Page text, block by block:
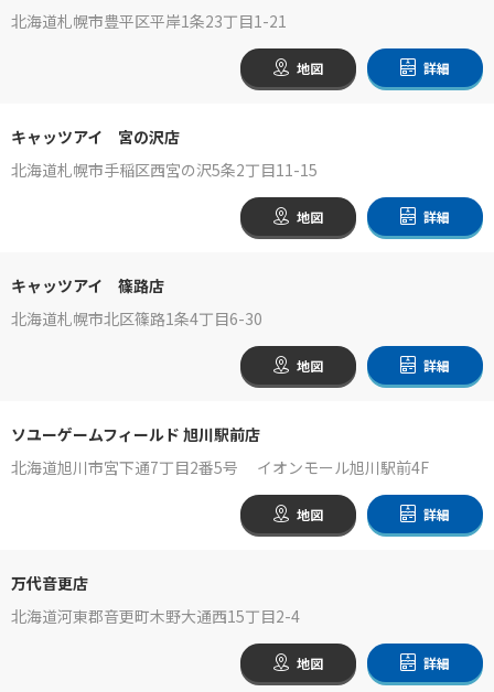
北海道札幌市豊平区平岸1条23丁目1-21
地図 詳細
キャッツアイ 宮の沢店
北海道札幌市手稲区西宮の沢5条2丁目11-15
地図 詳細
キャッツアイ 篠路店
北海道札幌市北区篠路1条4丁目6-30
地図 詳細
ソユーゲームフィールド 旭川駅前店
北海道旭川市宮下通7丁目2番5号 イオンモール旭川駅前4F
地図 詳細
万代音更店
北海道河東郡音更町木野大通西15丁目2-4
地図 詳細